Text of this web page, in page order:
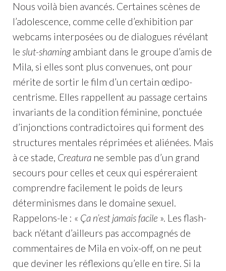
Nous voilà bien avancés. Certaines scènes de
l’adolescence, comme celle d’exhibition par
webcams interposées ou de dialogues révélant
le slut-shamingambiant dans le groupe d’amis de
Mila, si elles sont plus convenues, ont pour
mérite de sortir le film d’un certain œdipo-
centrisme. Elles rappellent au passage certains
invariants de la condition féminine, ponctuée
d’injonctions contradictoires qui forment des
structures mentales réprimées et aliénées. Mais
à ce stade, Creaturane semble pas d’un grand
secours pour celles et ceux qui espéreraient
comprendre facilement le poids de leurs
déterminismes dans le domaine sexuel.
Rappelons-le : « Ça n’est jamais facile ». Les flash-
back n’étant d’ailleurs pas accompagnés de
commentaires de Mila en voix-off, on ne peut
que deviner les réflexions qu’elle en tire. Si la